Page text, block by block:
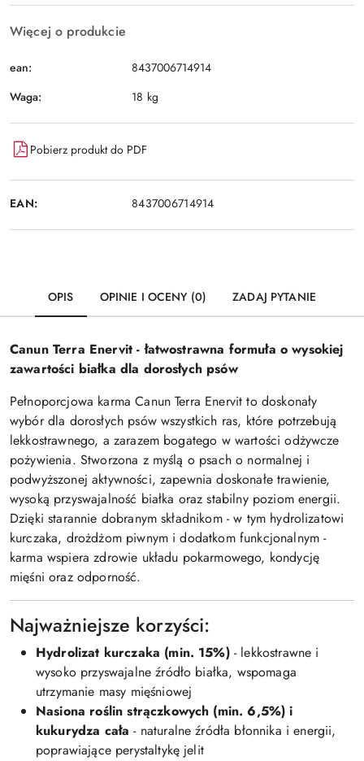
Więcej o produkcie
ean:
8437006714914
Waga:
18 kg
Pobierz produkt do PDF
EAN: 8437006714914
OPIS OPINIE I OCENY (0) ZADAJ PYTANIE
Canun Terra Enervit - łatwostrawna formuła o wysokiej
zawartości białka dla dorosłych psów
Pełnoporcjowa karma Canun Terra Enervit to doskonały
wybór dla dorosłych psów wszystkich ras, które potrzebują
lekkostrawnego, a zarazem bogatego w wartości odżywcze
pożywienia. Stworzona z myślą o psach o normalnej i
podwyższonej aktywności, zapewnia doskonałe trawienie,
wysoką przyswajalność białka oraz stabilny poziom energii.
Dzięki starannie dobranym składnikom - w tym hydrolizatowi
kurczaka, drożdżom piwnym i dodatkom funkcjonalnym -
karma wspiera zdrowie układu pokarmowego, kondycję
mięśni oraz odporność.
Najważniejsze korzyści:
Hydrolizat kurczaka (min. 15%)- lekkostrawne i
wysoko przyswajalne źródło białka, wspomaga
utrzymanie masy mięśniowej
Nasiona roślin strączkowych (min. 6,5%) i
kukurydza cała - naturalne źródła błonnika i energii,
poprawiające perystaltykę jelit